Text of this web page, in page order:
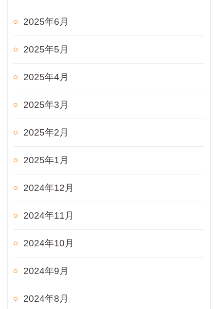
2025年6月
2025年5月
2025年4月
2025年3月
2025年2月
2025年1月
2024年12月
2024年11月
2024年10月
2024年9月
2024年8月